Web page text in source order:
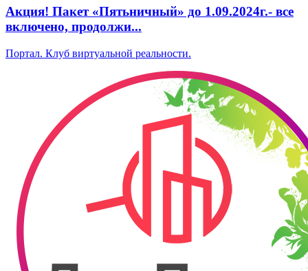
А‌кция! Пакет «Пятьничный» до 1.09.2024г.‌- все
включено, ‌продолжи...
Портал. Клуб виртуальной реальности.